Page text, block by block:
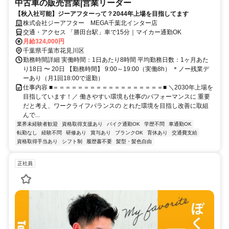
中古車の販売営業|営業リーダー
【秋入社可能】ジーアフターって？2044年上場を目指してます
株式会社ジーアフター MEGA千葉北インター店
交通・アクセス 「勝田台駅」車で15分｜マイカー通勤OK
月給324,000円
千葉県千葉市花見川区
勤務時間詳細 実働時間：1日あたり8時間 平均勤務日数：1ヶ月あた
り18日 〜 20日 【勤務時間】 9:00～19:00（実働8h） ＊ノー残業デ
ーあり（月1回18:00で退勤）
仕事内容 ■＝＝＝＝＝＝＝＝＝＝＝＝＝＝＝＝＝＝■ ＼2030年上場を
目指しています！／ 働きやすい環境も仕事のパフォーマンスに 重要
だと考え、ワークライフバランスの とれた環境を目指し改善に取組
んで...
業界未経験者歓迎 資格取得支援あり バイク通勤OK 学歴不問
車通勤OK
転勤なし
経験不問 研修あり 賞与あり ブランクOK 育休あり
交通費支給
資格取得手当あり
シフト制 履歴書不要 髪型・髪色自由
正社員